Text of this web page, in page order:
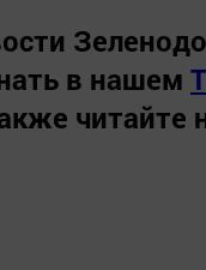
в нашем
читайте